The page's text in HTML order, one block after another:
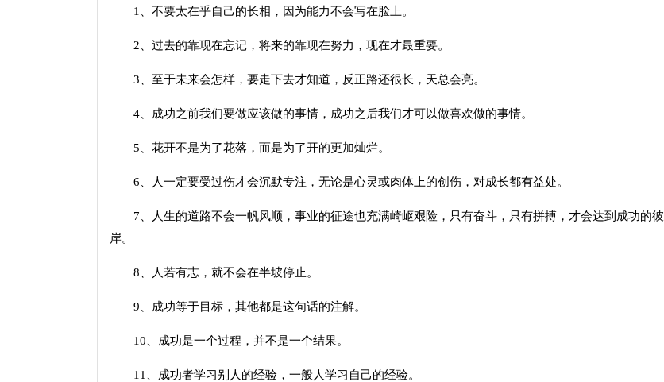
1、不要太在乎自己的长相，因为能力不会写在脸上。
2、过去的靠现在忘记，将来的靠现在努力，现在才最重要。
3、至于未来会怎样，要走下去才知道，反正路还很长，天总会亮。
4、成功之前我们要做应该做的事情，成功之后我们才可以做喜欢做的事情。
5、花开不是为了花落，而是为了开的更加灿烂。
6、人一定要受过伤才会沉默专注，无论是心灵或肉体上的创伤，对成长都有益处。
7、人生的道路不会一帆风顺，事业的征途也充满崎岖艰险，只有奋斗，只有拼搏，才会达到成功的彼
岸。
8、人若有志，就不会在半坡停止。
9、成功等于目标，其他都是这句话的注解。
10、成功是一个过程，并不是一个结果。
11、成功者学习别人的经验，一般人学习自己的经验。